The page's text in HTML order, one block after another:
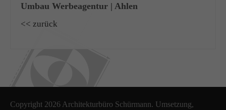
Umbau Werbeagentur | Ahlen
<< zurück
Copyright 2026 Architekturbüro Schürmann. Umsetzung,